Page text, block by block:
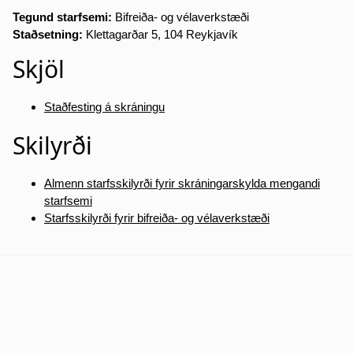
Tegund starfsemi: Bifreiða- og vélaverkstæði
Staðsetning: Klettagarðar 5, 104 Reykjavík
Skjöl
Staðfesting á skráningu
Skilyrði
Almenn starfsskilyrði fyrir skráningarskylda mengandi
starfsemi
Starfsskilyrði fyrir bifreiða- og vélaverkstæði